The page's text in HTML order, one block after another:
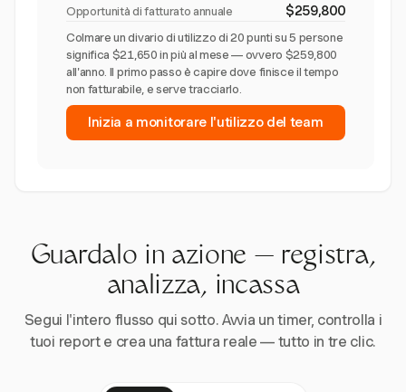
Opportunità di fatturato annuale $259,800
Colmare un divario di utilizzo di 20 punti su 5 persone
significa $21,650 in più al mese — ovvero $259,800
all'anno. Il primo passo è capire dove finisce il tempo
non fatturabile, e serve tracciarlo.
Inizia a monitorare l'utilizzo del team
Guardalo in azione — registra,
analizza, incassa
Segui l'intero flusso qui sotto. Avvia un timer, controlla i
tuoi report e crea una fattura reale — tutto in tre clic.